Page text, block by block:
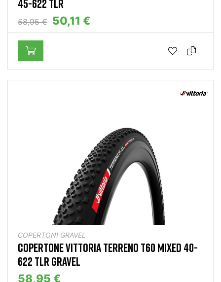
45-622 TLR
58,95 € 50,11 €
COPERTONI GRAVEL
COPERTONE VITTORIA TERRENO T60 MIXED 40-
622 TLR GRAVEL
58,95 €